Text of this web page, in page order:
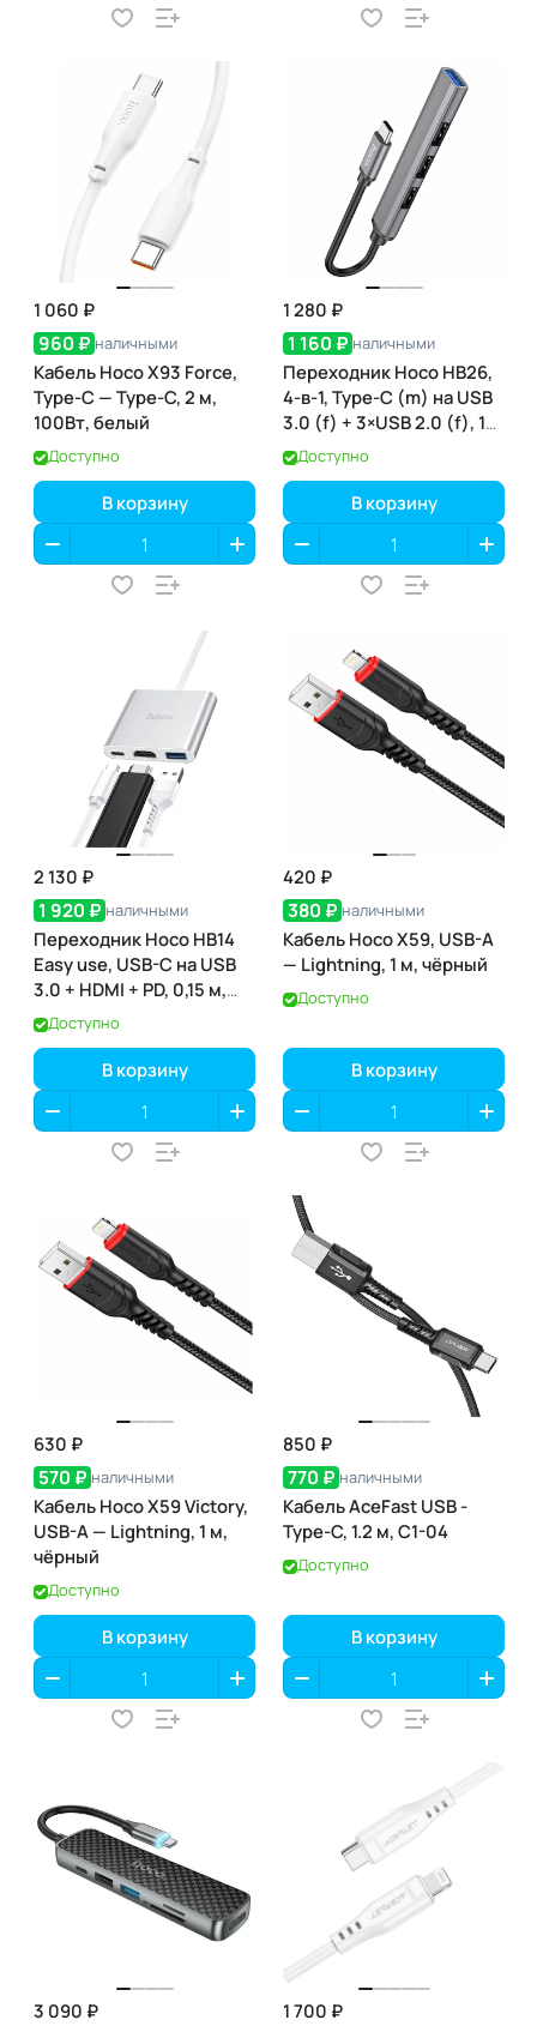
1 060 ₽
960 ₽ наличными
Кабель Hoco X93 Force,
Type-C — Type-C, 2 м,
100Вт, белый
Доступно
В корзину
1 280 ₽
1 160 ₽ наличными
Переходник Hoco HB26,
4-в-1, Type-C (m) на USB
3.0 (f) + 3×USB 2.0 (f), 13
смДоступно
В корзину
2 130 ₽
1 920 ₽ наличными
Переходник Hoco HB14
Easy use, USB-C на USB
3.0 + HDMI + PD, 0,15 м,
серебристый
Доступно
В корзину
420 ₽
380 ₽ наличными
Кабель Hoco X59, USB-A
— Lightning, 1 м, чёрный
Доступно
В корзину
630 ₽
570 ₽ наличными
Кабель Hoco X59 Victory,
USB-A — Lightning, 1 м,
чёрный
Доступно
В корзину
850 ₽
770 ₽ наличными
Кабель AceFast USB -
Type-C, 1.2 м, C1-04
Доступно
В корзину
3 090 ₽ 1 700 ₽